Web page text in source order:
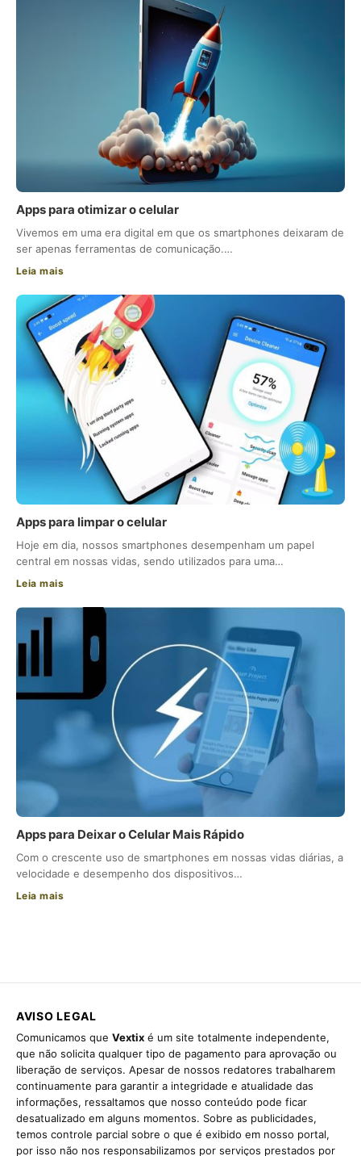
Apps para otimizar o celular
Vivemos em uma era digital em que os smartphones deixaram de
ser apenas ferramentas de comunicação.…
Leia mais
Apps para limpar o celular
Hoje em dia, nossos smartphones desempenham um papel
central em nossas vidas, sendo utilizados para uma…
Leia mais
Apps para Deixar o Celular Mais Rápido
Com o crescente uso de smartphones em nossas vidas diárias, a
velocidade e desempenho dos dispositivos…
Leia mais
AVISO LEGAL
Comunicamos que Vextix é um site totalmente independente,
que não solicita qualquer tipo de pagamento para aprovação ou
liberação de serviços. Apesar de nossos redatores trabalharem
continuamente para garantir a integridade e atualidade das
informações, ressaltamos que nosso conteúdo pode ficar
desatualizado em alguns momentos. Sobre as publicidades,
temos controle parcial sobre o que é exibido em nosso portal,
por isso não nos responsabilizamos por serviços prestados por